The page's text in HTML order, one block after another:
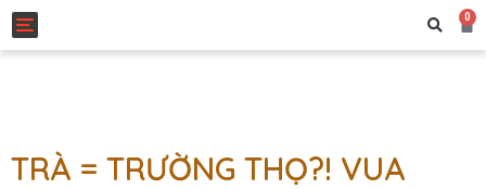
Toggle navigation 0
TRÀ = TRƯỜNG THỌ?! VUA